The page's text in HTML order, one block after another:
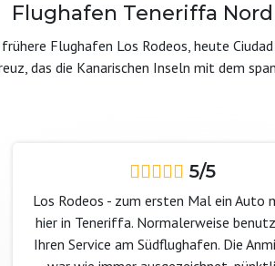
Flughafen Teneriffa Nord
Flughafen Los Rodeos, heute
das die Kanarischen Inseln mit dem
5/5
Los Rodeos - zum ersten Mal ein Auto
hier in Teneriffa. Normalerweise
Ihren Service am Südflughafen. Die